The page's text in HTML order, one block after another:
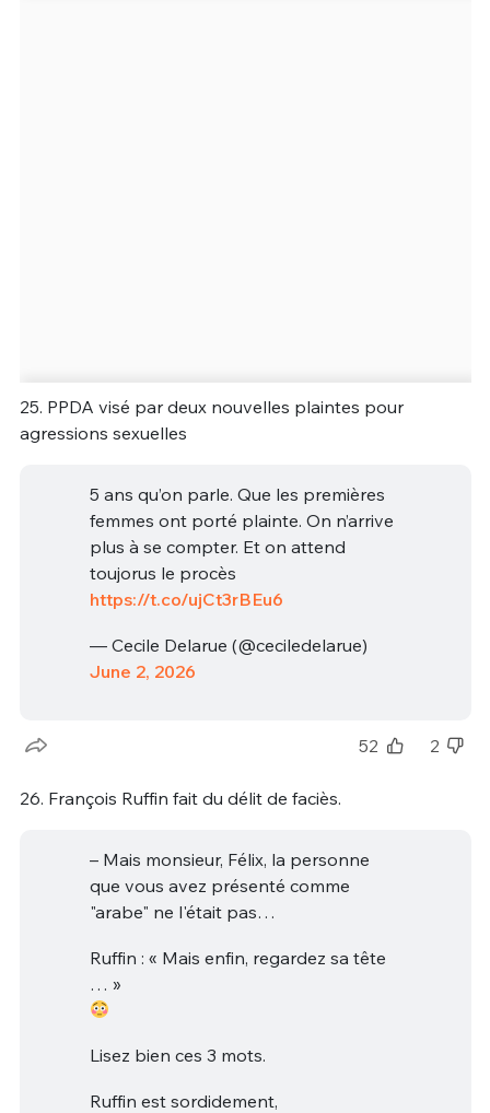
25. PPDA visé par deux nouvelles plaintes pour
agressions sexuelles
5 ans qu’on parle. Que les premières
femmes ont porté plainte. On n’arrive
plus à se compter. Et on attend
toujorus le procès
https://t.co/ujCt3rBEu6
— Cecile Delarue (@ceciledelarue)
June 2, 2026
52 2
26. François Ruffin fait du délit de faciès.
– Mais monsieur, Félix, la personne
que vous avez présenté comme
"arabe" ne l'était pas…
Ruffin : « Mais enfin, regardez sa tête
… »
Lisez bien ces 3 mots.
Ruffin est sordidement,